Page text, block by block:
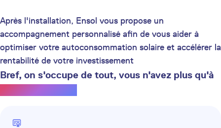
Après l'installation, Ensol vous propose un
accompagnement personnalisé afin de vous aider à
optimiser votre autoconsommation solaire et accélérer la
rentabilité de votre investissement
Bref, on s'occupe de tout, vous n'avez plus qu'à
profiter du soleil.